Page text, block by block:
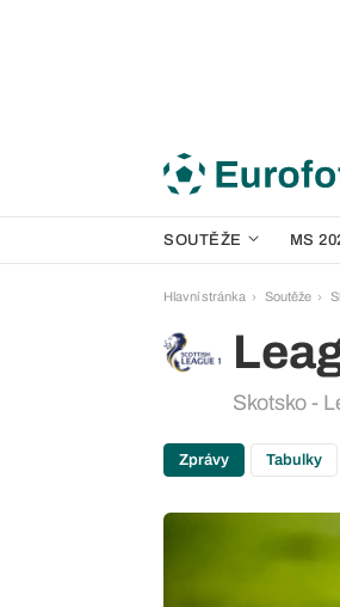
SOUTĚŽE MS
Hlavní stránka Soutěže
Skotsko -
Zprávy Tabulky